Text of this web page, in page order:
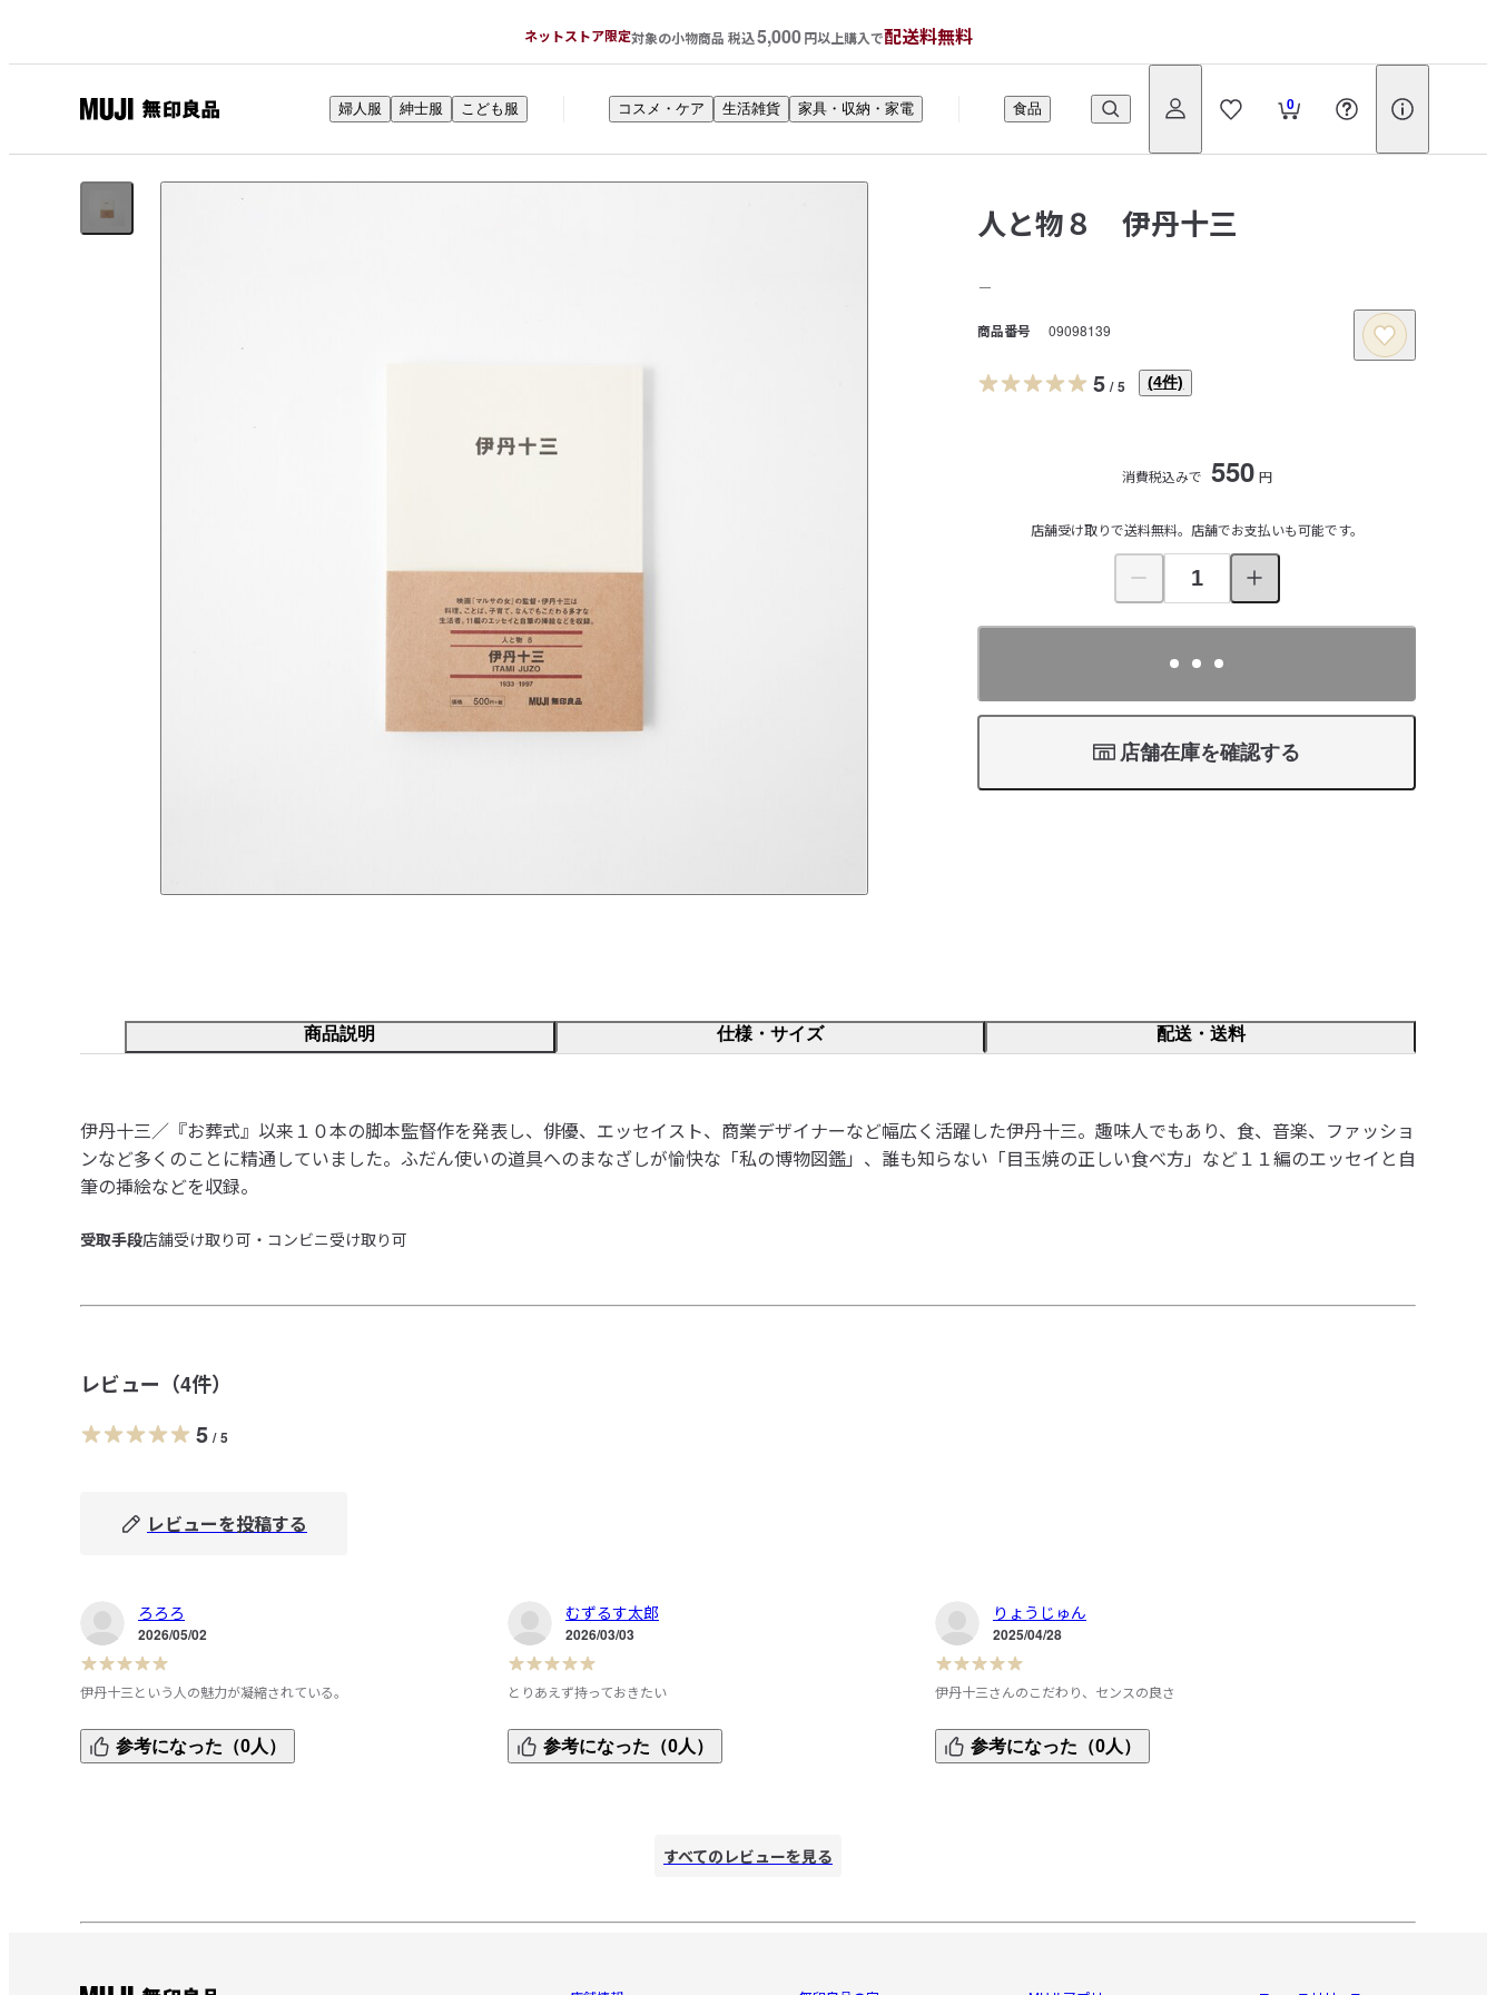
ネットストア限定対象の小物商品 税込5,000円以上購入で配送料無料
印
良
0
婦人服 紳士服 こども服 コスメ・ケア 生活雑貨 家具・収納・家電 食品
人と物８ 伊丹十三
－
商品番号 09098139
5 / 5 (4件)
消費税込みで 550 円
店舗受け取りで送料無料。店舗でお支払いも可能です。
店舗在庫を確認する
商品説明 仕様・サイズ 配送・送料
伊丹十三／『お葬式』以来１０本の脚本監督作を発表し、俳優、エッセイスト、商業デザイナーなど幅広く活躍した伊丹十三。趣味人でもあり、食、音楽、ファッショ
ンなど多くのことに精通していました。ふだん使いの道具へのまなざしが愉快な「私の博物図鑑」、誰も知らない「目玉焼の正しい食べ方」など１１編のエッセイと自
筆の挿絵などを収録。
受取手段店舗受け取り可・コンビニ受け取り可
レビュー（4件）
5 / 5
レビューを投稿する
ろろろ
2026/05/02
伊丹十三という人の魅力が凝縮されている。
伊丹十三の著作、関連書は数あれど、特に「生活」というと
ころに焦点をしぼった本。
参考になった（0人）
むずるす太郎
2026/03/03
とりあえず持っておきたい
短いエッセイの寄せ集めだが伊丹十三の美学が垣間見れる。
ボリュームは無いが写真は見ていて楽しい。
参考になった（0人）
りょうじゅん
2025/04/28
伊丹十三さんのこだわり、センスの良さ
やっとゲットできました
伊丹十三ファンとしては是非手に入れたい一冊でした
参考になった（0人）
すべてのレビューを見る